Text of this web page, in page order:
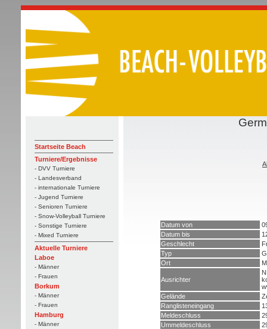
Startseite Beach
Turniere/Ergebnisse
- DVV Turniere
- Landesverband
- internationale Turniere
- Jugend Turniere
- Senioren Turniere
- Snow-Volleyball Turniere
- Sonstige Turniere
- Mixed Turniere
Aktuelle Turniere
Laboe
- Männer
- Frauen
Borkum
- Männer
- Frauen
Hamburg
- Männer
Datum von
Datum bis
Geschlecht
Typ
Ort
Ausrichter
Gelände
Ranglisteneingang
Meldeschluss
Ummeldeschluss